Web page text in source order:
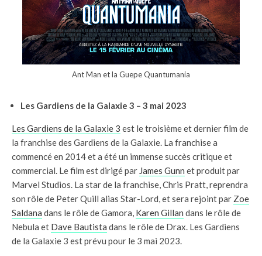
Ant Man et la Guepe Quantumania
Les Gardiens de la Galaxie 3 – 3 mai 2023
Les Gardiens de la Galaxie 3 est le troisième et dernier film de
la franchise des Gardiens de la Galaxie. La franchise a
commencé en 2014 et a été un immense succès critique et
commercial. Le film est dirigé par James Gunn et produit par
Marvel Studios. La star de la franchise, Chris Pratt, reprendra
son rôle de Peter Quill alias Star-Lord, et sera rejoint par Zoe
Saldana dans le rôle de Gamora, Karen Gillan dans le rôle de
Nebula et Dave Bautista dans le rôle de Drax. Les Gardiens
de la Galaxie 3 est prévu pour le 3 mai 2023.